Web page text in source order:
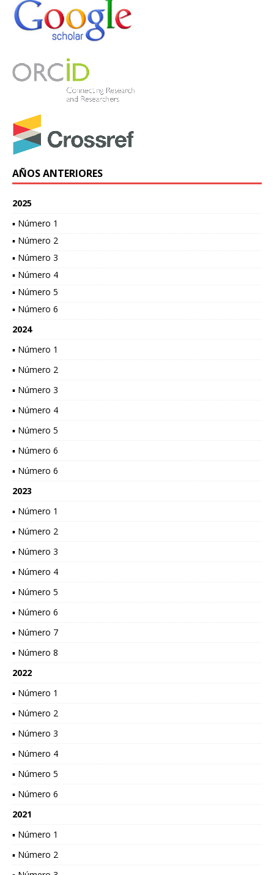
AÑOS ANTERIORES
2025
▪ Número 1
▪ Número 2
▪ Número 3
▪ Número 4
▪ Número 5
▪ Número 6
2024
▪ Número 1
▪ Número 2
▪ Número 3
▪ Número 4
▪ Número 5
▪ Número 6
▪ Número 6
2023
▪ Número 1
▪ Número 2
▪ Número 3
▪ Número 4
▪ Número 5
▪ Número 6
▪ Número 7
▪ Número 8
2022
▪ Número 1
▪ Número 2
▪ Número 3
▪ Número 4
▪ Número 5
▪ Número 6
2021
▪ Número 1
▪ Número 2